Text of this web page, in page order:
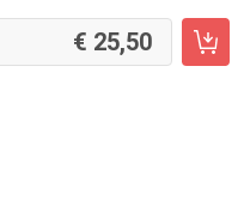
25,50